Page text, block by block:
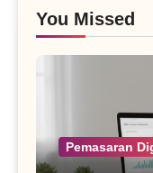
You Missed
Pemasaran